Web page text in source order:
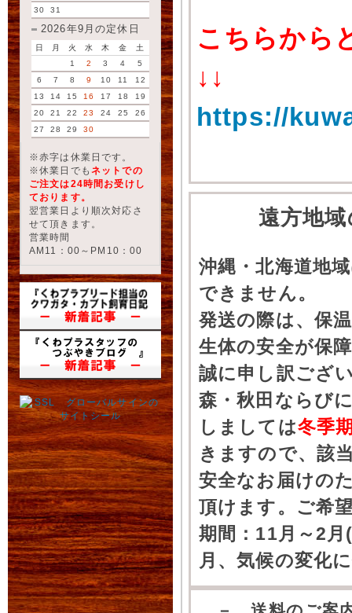
30
31
2026年9月の定休日
日 月 火 水 木 金
土
1
2 3 4
5
6
7 8 9 10 11
12
13
14 15 16 17 18
19
20
21 22 23 24 25
26
27
28 29 30
※赤字は休業日です。
※休業日でも ネットでの
ご注文は24時間お受けし
ております。
翌営業日より順次対応さ
せて頂きます。
営業時間
AM11：00～PM10：00
こちらから
↓↓
https://
遠方地
沖縄・北海道地
できません。
発送の際は、保
生体の安全が保
誠に申し訳ござ
森・秋田ならび
しましては冬季
きますので、該
安全なお届けの
頂けます。ご希
期間：11月～2
月、気候の変化